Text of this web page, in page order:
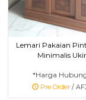
Lemari Pakaian
Minimalis
*Harga
Pre Order /